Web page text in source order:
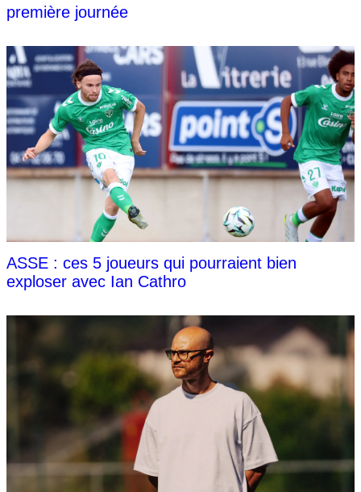
première journée
ASSE : ces 5 joueurs qui pourraient bien
exploser avec Ian Cathro